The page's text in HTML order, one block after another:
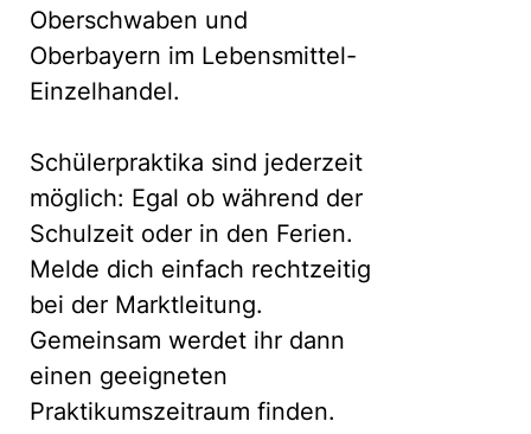
Oberschwaben und
Oberbayern im Lebensmittel-
Einzelhandel.
Schülerpraktika sind jederzeit
möglich: Egal ob während der
Schulzeit oder in den Ferien.
Melde dich einfach rechtzeitig
bei der Marktleitung.
Gemeinsam werdet ihr dann
einen geeigneten
Praktikumszeitraum finden.